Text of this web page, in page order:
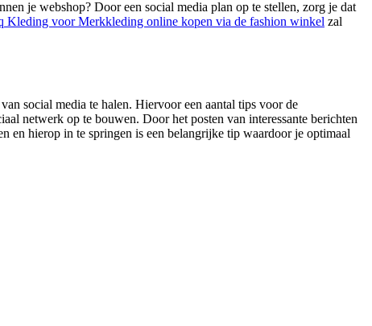
je webshop? Door een social media plan op te stellen, zorg je dat
Kleding voor Merkkleding online kopen via de fashion winkel zal
social media te halen. Hiervoor een aantal tips voor de
netwerk op te bouwen. Door het posten van interessante berichten
en hierop in te springen is een belangrijke tip waardoor je optimaal